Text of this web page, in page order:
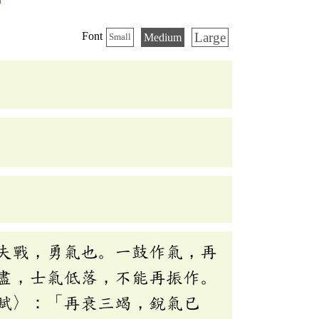
Font Small Medium Large
戰，勇氣也。一鼓作氣，再
士氣低落，不能再振作。
〉：「再衰三竭，銳氣已